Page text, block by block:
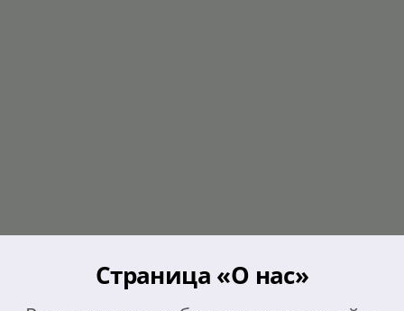
Страница «О нас»